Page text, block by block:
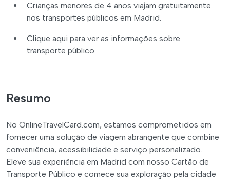
Crianças menores de 4 anos viajam gratuitamente
nos transportes públicos em Madrid.
Clique aqui para ver as informações sobre
transporte público.
Resumo
No OnlineTravelCard.com, estamos comprometidos em
fornecer uma solução de viagem abrangente que combine
conveniência, acessibilidade e serviço personalizado.
Eleve sua experiência em Madrid com nosso Cartão de
Transporte Público e comece sua exploração pela cidade